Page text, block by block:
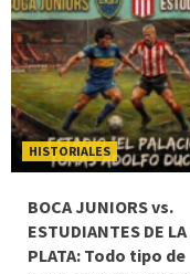
HISTORIALES
BOCA JUNIORS vs.
ESTUDIANTES DE LA
PLATA: Todo tipo de